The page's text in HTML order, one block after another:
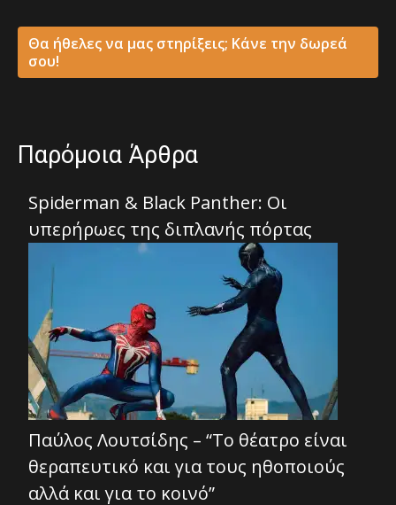
Θα ήθελες να μας στηρίξεις; Κάνε την δωρεά
σου!
Παρόμοια Άρθρα
Spiderman & Black Panther: Οι
υπερήρωες της διπλανής πόρτας
Παύλος Λουτσίδης – “Το θέατρο είναι
θεραπευτικό και για τους ηθοποιούς
αλλά και για το κοινό”